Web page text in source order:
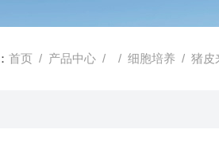
首页 / 产品中心 / /细胞培养 / 猪皮